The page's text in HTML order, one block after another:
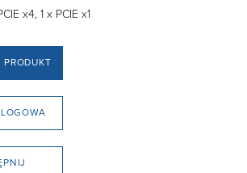
x4, 1 x PCIE x1